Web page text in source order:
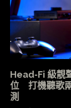
Head-Fi 級靚
位 打機聽歌
測